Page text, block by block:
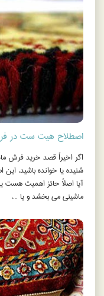
اصطلاح هیت ست در
اگر اخیراً قصد خرید فرش
شنیده یا خوانده باشید.
آیا اصلاً حائز اهمیت هست
ماشینی می بخشد و یا ….